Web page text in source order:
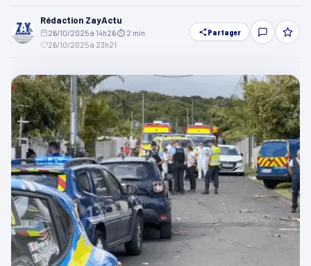
Rédaction ZayActu
26/10/2025 à 14h26⏱ 2 min
26/10/2025 à 23h21
Partager